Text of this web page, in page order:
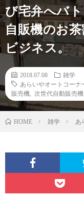
び宅弁へバ
自販機のお
ビジネス。
2018.07.08
雑学
あらいやオートコーナ
販売機
次世代自動販売機
HOME 雑学 あ